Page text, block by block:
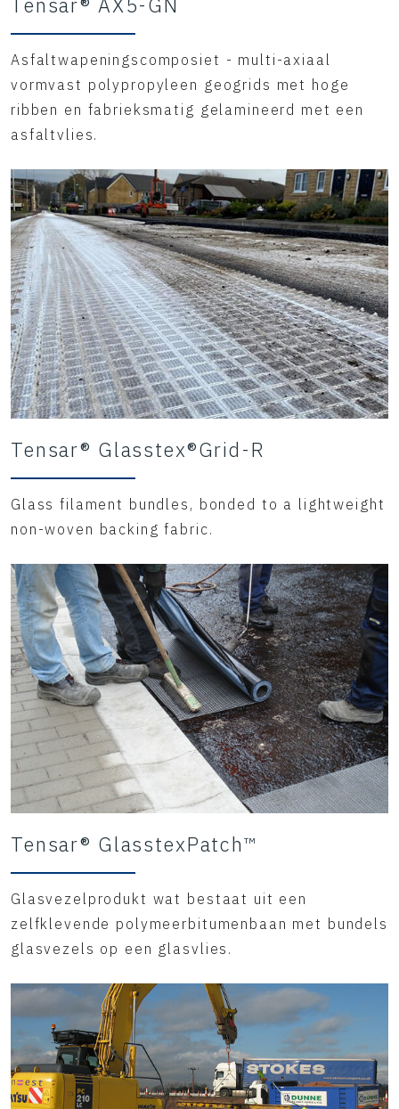
Asfaltwapeningscomposiet - multi-axiaal
vormvast polypropyleen geogrids met hoge
ribben en fabrieksmatig gelamineerd met een
asfaltvlies.
Tensar® Glasstex®Grid-R
Glass filament bundles, bonded to a lightweight
non-woven backing fabric.
Tensar® GlasstexPatch™
Glasvezelprodukt wat bestaat uit een
zelfklevende polymeerbitumenbaan met bundels
glasvezels op een glasvlies.